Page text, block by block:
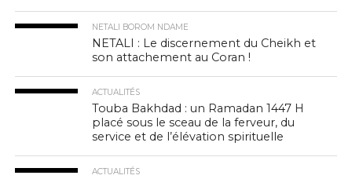
NETALI BOROM NDAME
NETALI : Le discernement du Cheikh et
son attachement au Coran !
ACTUALITÉS
Touba Bakhdad : un Ramadan 1447 H
placé sous le sceau de la ferveur, du
service et de l’élévation spirituelle
ACTUALITÉS